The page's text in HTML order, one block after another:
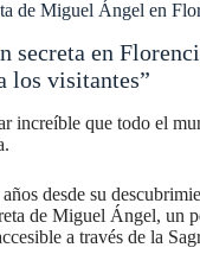
de Miguel Ángel en
secreta en
los visitantes”
increíble que todo el
desde su
de Miguel Ángel, un
a través de la